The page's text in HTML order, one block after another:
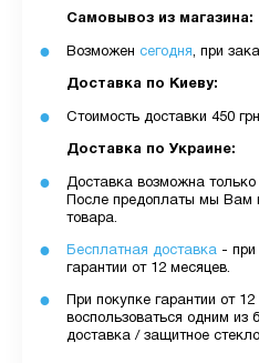
Самовывоз из магазина:
Возможен сегодня, при
Доставка по Киеву:
Стоимость доставки 450 грн
Доставка по Украине:
Доставка возможна только
После предоплаты мы Вам
товара.
Бесплатная доставка - при
гарантии от 12 месяцев.
При покупке гарантии от
воспользоваться одним из
доставка / защитное